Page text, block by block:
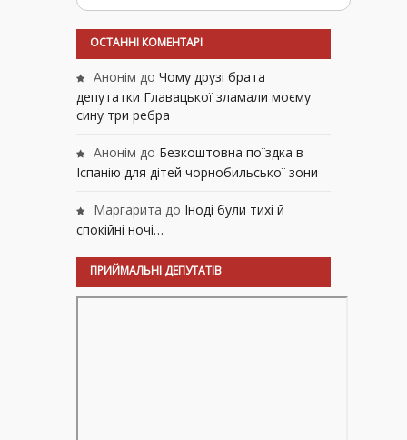
ОСТАННІ КОМЕНТАРІ
Анонім до Чому друзі брата
депутатки Главацької зламали моєму
сину три ребра
Анонім до Безкоштовна поїздка в
Іспанію для дітей чорнобильської зони
Маргарита до Іноді були тихі й
спокійні ночі…
ПРИЙМАЛЬНІ ДЕПУТАТІВ